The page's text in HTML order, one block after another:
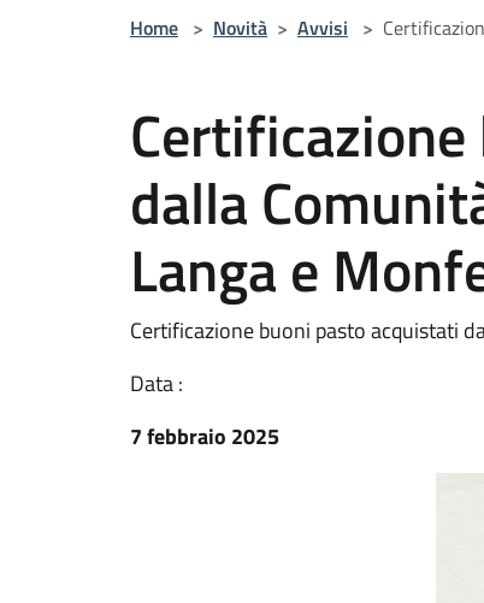
Home > Novità > Avvisi >
dalla
Langa e
Certificazione buoni pasto acquistati da
Data :
7 febbraio 2025